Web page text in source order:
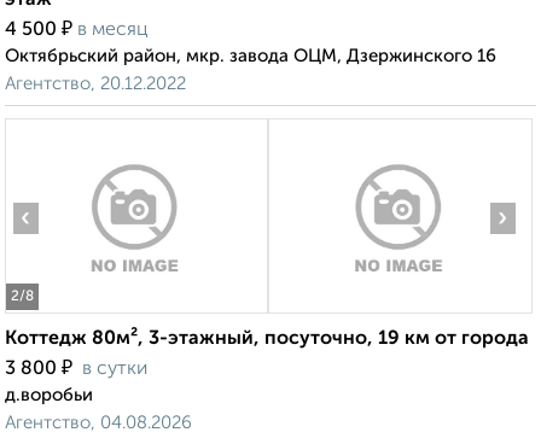
4 500 ₽ в месяц
Октябрьский район, мкр. завода ОЦМ, Дзержинского 16
Агентство, 20.12.2022
2/8
‹ ›
Коттедж 80м², 3-этажный, посуточно, 19 км от города
3 800 ₽ в сутки
д.воробьи
Агентство, 04.08.2026